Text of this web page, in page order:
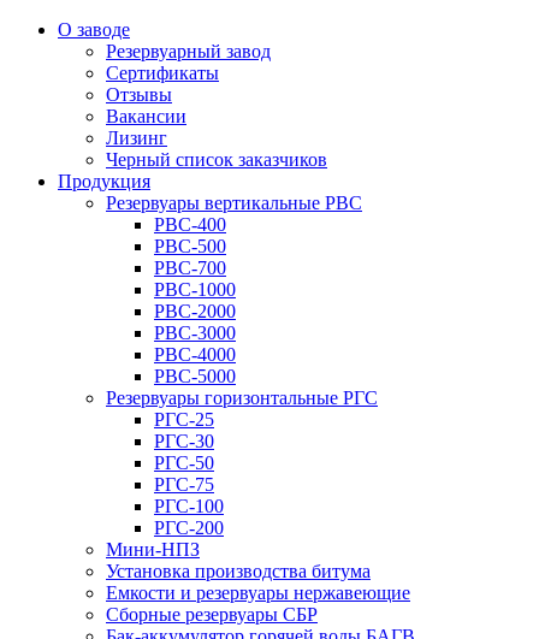
О заводе
Резервуарный завод
Сертификаты
Отзывы
Вакансии
Лизинг
Черный список заказчиков
Продукция
Резервуары вертикальные РВС
РВС-400
РВС-500
РВС-700
РВС-1000
РВС-2000
РВС-3000
РВС-4000
РВС-5000
Резервуары горизонтальные РГС
РГС-25
РГС-30
РГС-50
РГС-75
РГС-100
РГС-200
Мини-НПЗ
Установка производства битума
Емкости и резервуары нержавеющие
Сборные резервуары СБР